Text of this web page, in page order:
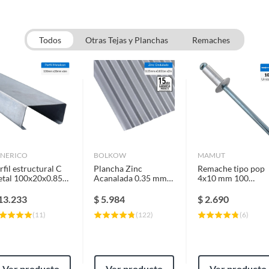
Todos Otras Tejas y Planchas Remaches
estructural C
100x20x0.85
( 11)
BOLKOW
Plancha Zinc
Acanalada 0.35 mm
AZM150
$ 5.984
( 122)
MAMUT
Remache tipo pop
4x10 mm 100
$ 2.690
(6)